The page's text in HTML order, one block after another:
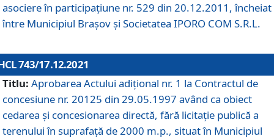
asociere în participațiune nr. 529 din 20.12.2011, încheiat
între Municipiul Brașov și Societatea IPORO COM S.R.L.
743/17.12.2021
Titlu: Aprobarea Actului adiţional nr. 1 la Contractul de
concesiune nr. 20125 din 29.05.1997 având ca obiect
cedarea și concesionarea directă, fără licitație publică a
terenului în suprafață de 2000 m.p., situat în Municipiul